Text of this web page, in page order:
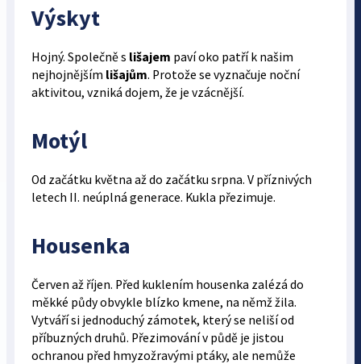
Výskyt
Hojný. Společně s lišajem paví oko patří k našim
nejhojnějším lišajům. Protože se vyznačuje noční
aktivitou, vzniká dojem, že je vzácnější.
Motýl
Od začátku května až do začátku srpna. V příznivých
letech II. neúplná generace. Kukla přezimuje.
Housenka
Červen až říjen. Před kuklením housenka zalézá do
měkké půdy obvykle blízko kmene, na němž žila.
Vytváří si jednoduchý zámotek, který se neliší od
příbuzných druhů. Přezimování v půdě je jistou
ochranou před hmyzožravými ptáky, ale nemůže